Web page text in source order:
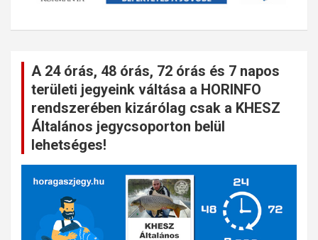
A 24 órás, 48 órás, 72 órás és 7 napos
területi jegyeink váltása a HORINFO
rendszerében kizárólag csak a KHESZ
Általános jegycsoporton belül
lehetséges!